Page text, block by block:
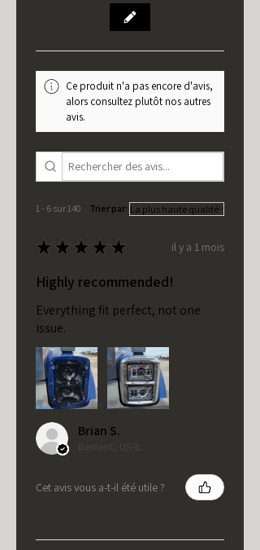
Ce produit n'a pas encore d'avis,
alors consultez plutôt nos autres
avis.
1 - 6 sur 140 Trier par:
★ ★ ★ ★ ★ il y a 1 mois
Highly recommended!
Everything fit perfect, not one
issue.
Brian S.
Bement, US-IL
Cet avis vous a-t-il été utile ?